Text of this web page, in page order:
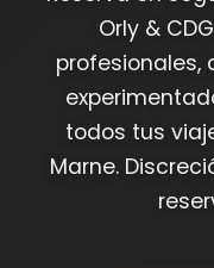
Orly &
profesionales,
todos tus
Marne.